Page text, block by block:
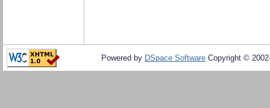
Powered by DSpace Software Copyright ©